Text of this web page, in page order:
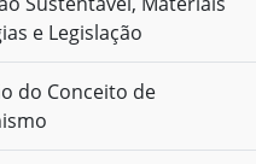
e Legislação
do Conceito de